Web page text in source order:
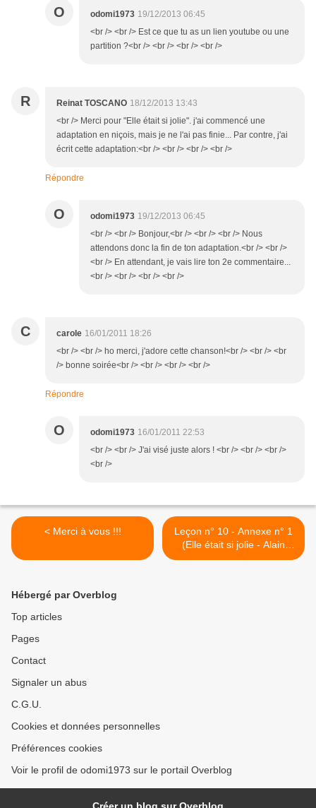
O odomi1973 19/12/2013 06:45
<br /> <br /> Est ce que tu as un lien youtube ou une
partition ?<br /> <br /> <br /> <br />
R Reinat TOSCANO 18/12/2013 13:43
<br /> Merci pour "Elle était si jolie". j'ai commencé une
adaptation en niçois, mais je ne l'ai pas finie... Par contre, j'ai
écrit cette adaptation:<br /> <br /> <br /> <br />
Répondre
O odomi1973 19/12/2013 06:45
<br /> <br /> Bonjour,<br /> <br /> <br /> Nous
attendons donc la fin de ton adaptation.<br /> <br />
<br /> En attendant, je vais lire ton 2e commentaire...
<br /> <br /> <br /> <br />
C carole 16/01/2011 18:26
<br /> <br /> ho merci, j'adore cette chanson!<br /> <br /> <br
/> bonne soirée<br /> <br /> <br /> <br />
Répondre
O odomi1973 16/01/2011 22:53
<br /> <br /> J'ai visé juste alors ! <br /> <br /> <br />
<br />
< Merci à vous !!!
Leçon n° 10 - Annexe n° 1
(Elle était si jolie - Alain
Barrière) >
Hébergé par Overblog
Top articles
Pages
Contact
Signaler un abus
C.G.U.
Cookies et données personnelles
Préférences cookies
Voir le profil de odomi1973 sur le portail Overblog